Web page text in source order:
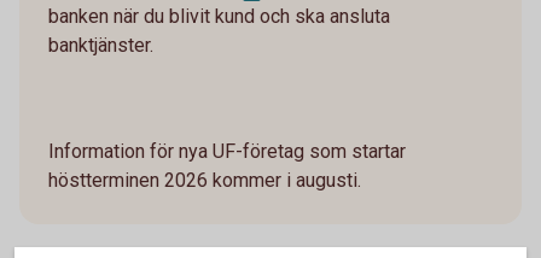
banken när du blivit kund och ska ansluta
banktjänster.
Information för nya UF-företag som startar
höstterminen 2026 kommer i augusti.